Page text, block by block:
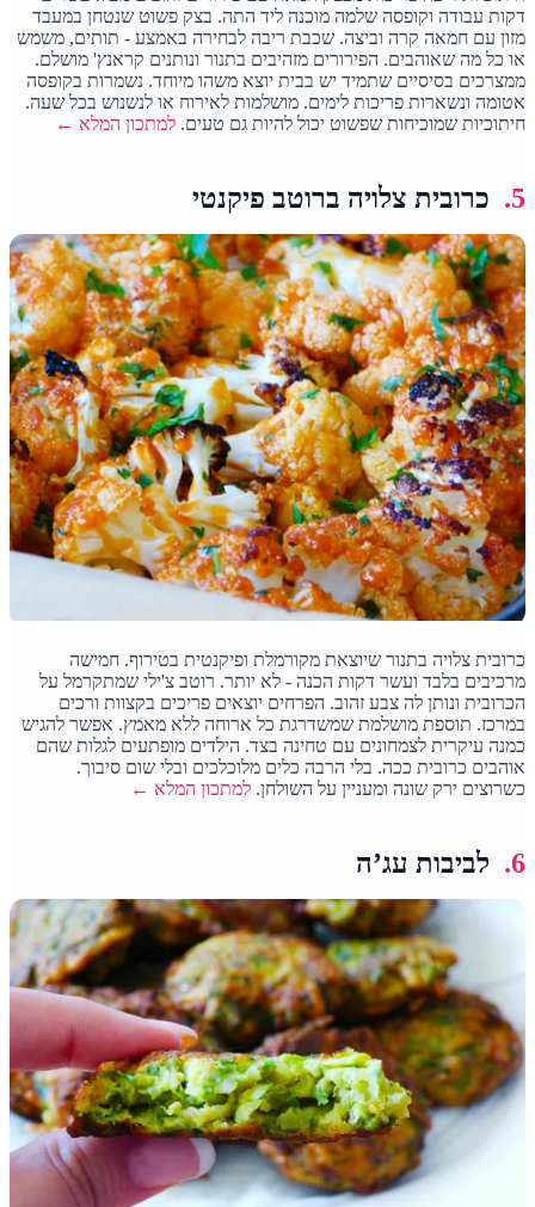
דקות עבודה וקופסה שלמה מוכנה ליד התה. בצק פשוט שנטחן במעבד
מזון עם חמאה קרה וביצה. שכבת ריבה לבחירה באמצע - תותים, משמש
או כל מה שאוהבים. הפירורים מזהיבים בתנור ונותנים קראנץ' מושלם.
ממצרכים בסיסיים שתמיד יש בבית יוצא משהו מיוחד. נשמרות בקופסה
אטומה ונשארות פריכות לימים. מושלמות לאירוח או לנשנוש בכל שעה.
חיתוכיות שמוכיחות שפשוט יכול להיות גם טעים.למתכון המלא ←
5. כרובית צלויה ברוטב פיקנטי
כרובית צלויה בתנור שיוצאת מקורמלת ופיקנטית בטירוף. חמישה
מרכיבים בלבד ועשר דקות הכנה - לא יותר. רוטב צ'ילי שמתקרמל על
הכרובית ונותן לה צבע זהוב. הפרחים יוצאים פריכים בקצוות ורכים
במרכז. תוספת מושלמת שמשדרגת כל ארוחה ללא מאמץ. אפשר להגיש
כמנה עיקרית לצמחונים עם טחינה בצד. הילדים מופתעים לגלות שהם
אוהבים כרובית ככה. בלי הרבה כלים מלוכלכים ובלי שום סיבוך.
כשרוצים ירק שונה ומעניין על השולחן.למתכון המלא ←
6. לביבות עג’ה